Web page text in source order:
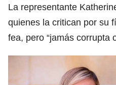
La representante
quienes la critican por su
fea, pero “jamás corrupta